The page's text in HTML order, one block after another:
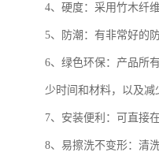
4、硬度：采用竹木纤
5、防潮：有非常好的
6、绿色环保：产品所
少时间和材料，以及减
7、安装便利：可直接
8、易擦洗不变形：清